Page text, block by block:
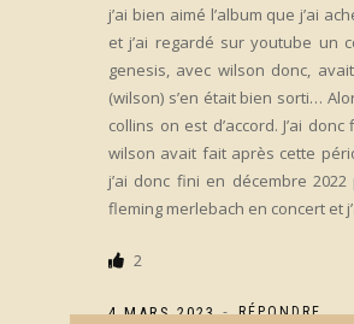
j’ai bien aimé l’album que j’ai
et j’ai regardé sur youtube un
genesis, avec wilson donc,
(wilson) s’en était bien sorti…
collins on est d’accord. J’ai
wilson avait fait après cette
j’ai donc fini en décembre
fleming merlebach en concert et
2
4 MARS 2023-RÉPONDRE